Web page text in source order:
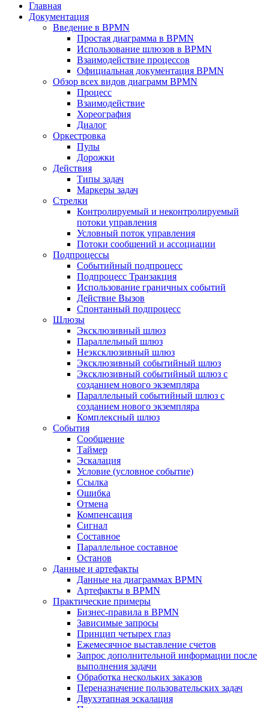
Главная
Документация
Введение в BPMN
Простая диаграмма в BPMN
Использование шлюзов в BPMN
Взаимодействие процессов
Официальная документация BPMN
Обзор всех видов диаграмм BPMN
Процесс
Взаимодействие
Хореография
Диалог
Оркестровка
Пулы
Дорожки
Действия
Типы задач
Маркеры задач
Стрелки
Контролируемый и неконтролируемый
потоки управления
Условный поток управления
Потоки сообщений и ассоциации
Подпроцессы
Событийный подпроцесс
Подпроцесс Транзакция
Использование граничных событий
Действие Вызов
Спонтанный подпроцесс
Шлюзы
Эксклюзивный шлюз
Параллельный шлюз
Неэксклюзивный шлюз
Эксклюзивный событийный шлюз
Эксклюзивный событийный шлюз с
созданием нового экземпляра
Параллельный событийный шлюз с
созданием нового экземпляра
Комплексный шлюз
События
Сообщение
Таймер
Эскалация
Условие (условное событие)
Ссылка
Ошибка
Отмена
Компенсация
Сигнал
Составное
Параллельное составное
Останов
Данные и артефакты
Данные на диаграммах BPMN
Артефакты в BPMN
Практические примеры
Бизнес-правила в BPMN
Зависимые запросы
Принцип четырех глаз
Ежемесячное выставление счетов
Запрос дополнительной информации после
выполнения задачи
Обработка нескольких заказов
Переназначение пользовательских задач
Двухэтапная эскалация